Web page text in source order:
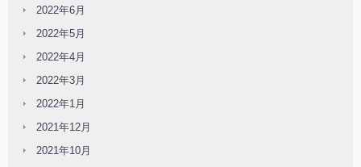
2022年6月
2022年5月
2022年4月
2022年3月
2022年1月
2021年12月
2021年10月